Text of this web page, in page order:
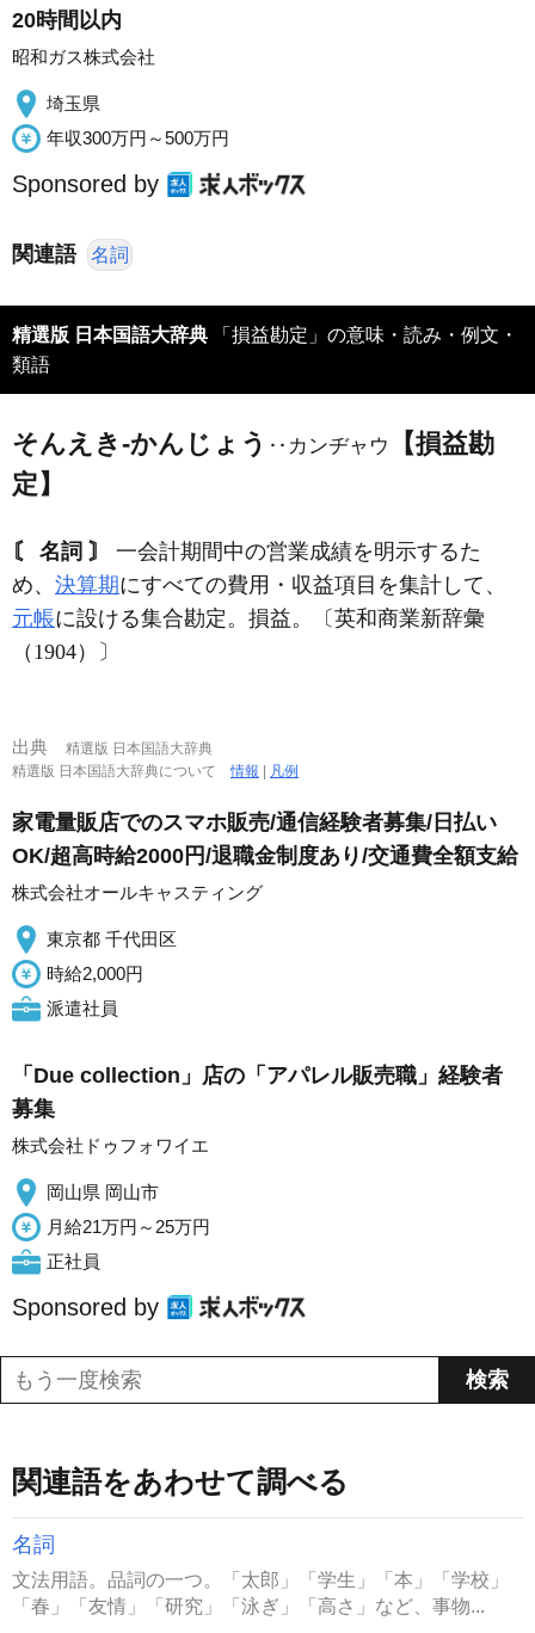
20時間以内
昭和ガス株式会社
埼玉県
年収300万円～500万円
Sponsored by
関連語 名詞
精選版 日本国語大辞典 「損益勘定」の意味・読み・例文・
類語
そんえき‐かんじょう ‥カンヂャウ
【損益勘
定】
〘 名詞 〙
一会計期間中の営業成績を明示するた
め、 決算期にすべての費用・収益項目を集計して、
元帳に設ける集合勘定。損益。〔英和商業新辞彙
（1904）〕
出典
精選版 日本国語大辞典
精選版 日本国語大辞典について情報 | 凡例
家電量販店でのスマホ販売/通信経験者募集/日払い
OK/超高時給2000円/退職金制度あり/交通費全額支給
株式会社オールキャスティング
東京都 千代田区
時給2,000円
派遣社員
「Due collection」店の「アパレル販売職」経験者
募集
株式会社ドゥフォワイエ
岡山県 岡山市
月給21万円～25万円
正社員
Sponsored by
関連語をあわせて調べる
名詞
文法用語。品詞の一つ。「太郎」「学生」「本」「学校」
「春」「友情」「研究」「泳ぎ」「高さ」など、事物...